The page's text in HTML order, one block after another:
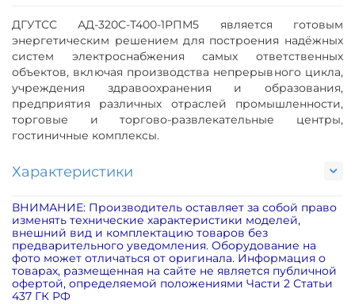
ДГУТСС АД-320С-Т400-1РПМ5 является готовым
энергетическим решением для построения надёжных
систем электроснабжения самых ответственных
объектов, включая производства непрерывного цикла,
учреждения здравоохранения и образования,
предприятия различных отраслей промышленности,
торговые и торгово-развлекательные центры,
гостиничные комплексы.
Характеристики
ВНИМАНИЕ: Производитель оставляет за собой право
изменять технические характеристики моделей,
внешний вид и комплектацию товаров без
предварительного уведомления. Оборудование на
фото может отличаться от оригинала. Информация о
товарах, размещенная на сайте не является публичной
офертой, определяемой положениями Части 2 Статьи
437 ГК РФ